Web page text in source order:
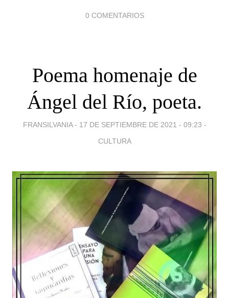
0 COMENTARIOS
Poema homenaje de
Ángel del Río, poeta.
FRANSILVANIA - 17 DE SEPTIEMBRE DE 2021 - 09:23 -
CULTURA